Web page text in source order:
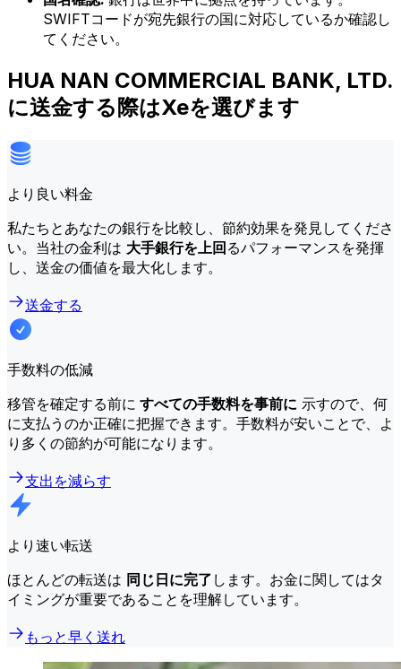
SWIFTコードが宛先銀行の国に対応しているか確認し
てください。
HUA NAN COMMERCIAL BANK, LTD.
に送金する際はXeを選びます
より良い料金
私たちとあなたの銀行を比較し、節約効果を発見してくださ
い。当社の金利は 大手銀行を上回るパフォーマンスを発揮
し、送金の価値を最大化します。
送金する
手数料の低減
移管を確定する前に すべての手数料を事前に 示すので、何
に支払うのか正確に把握できます。手数料が安いことで、よ
り多くの節約が可能になります。
支出を減らす
より速い転送
ほとんどの転送は 同じ日に完了 します。お金に関してはタ
イミングが重要であることを理解しています。
もっと早く送れ